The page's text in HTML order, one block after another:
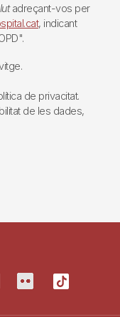
adreçant-vos per
, indicant
de privacitat.
de les dades,